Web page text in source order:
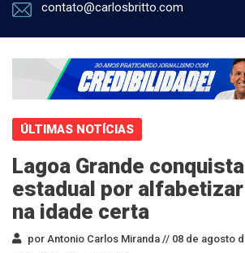
contato@carlosbritto.com
ÚLTIMAS NOTÍCIAS
Lagoa Grande
estadual por
na idade certa
por Antonio Carlos Miranda // 08 de agosto